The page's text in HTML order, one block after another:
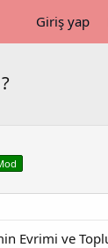
Giriş yap
Evrimi ve